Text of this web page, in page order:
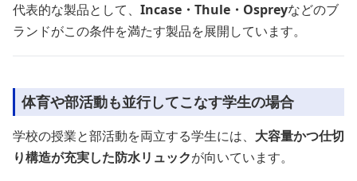
代表的な製品として、 Incase・Thule・Ospreyなどのブ
ランドがこの条件を満たす製品を展開しています。
体育や部活動も並行してこなす学生の場合
学校の授業と部活動を両立する学生には、 大容量かつ仕切
り構造が充実した防水リュックが向いています。